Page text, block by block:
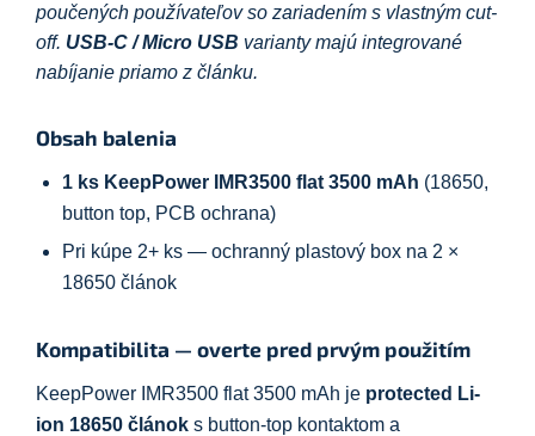
poučených používateľov so zariadením s vlastným cut-
off. USB-C / Micro USB varianty majú integrované
nabíjanie priamo z článku.
Obsah balenia
1 ks KeepPower IMR3500 flat 3500 mAh (18650,
button top, PCB ochrana)
Pri kúpe 2+ ks — ochranný plastový box na 2 ×
18650 článok
Kompatibilita — overte pred prvým použitím
KeepPower IMR3500 flat 3500 mAh je protected Li-
ion 18650 článok s button-top kontaktom a